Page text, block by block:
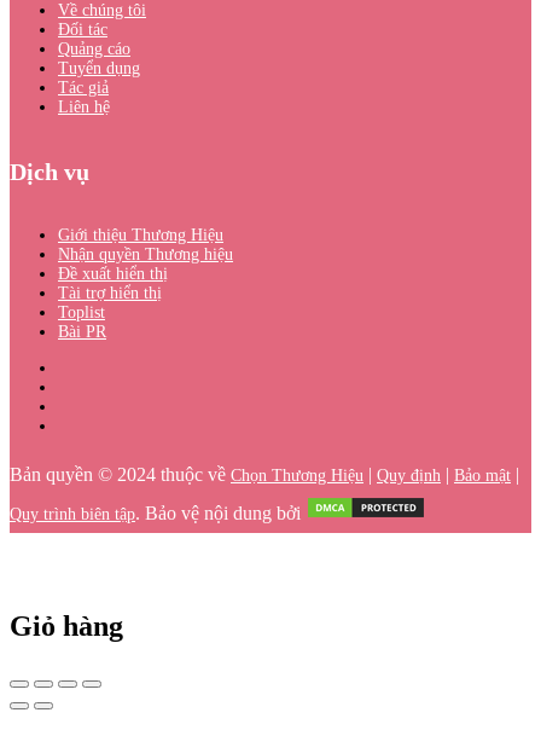
Về chúng tôi
Đối tác
Quảng cáo
Tuyển dụng
Tác giả
Liên hệ
Dịch vụ
Giới thiệu Thương Hiệu
Nhận quyền Thương hiệu
Đề xuất hiển thị
Tài trợ hiển thị
Toplist
Bài PR
Bản quyền © 2024 thuộc về Chọn Thương Hiệu | Quy định | Bảo mật |
Quy trình biên tập. Bảo vệ nội dung bởi
Giỏ hàng